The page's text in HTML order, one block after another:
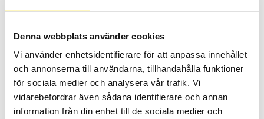
Denna webbplats använder cookies
Vi använder enhetsidentifierare för att anpassa innehållet
och annonserna till användarna, tillhandahålla funktioner
för sociala medier och analysera vår trafik. Vi
vidarebefordrar även sådana identifierare och annan
information från din enhet till de sociala medier och
modellerna PEL 103 och PEL104. Praktisk vid längre loggningar då
instrumentet drivs av faserna du mäter på.
2,830.00kr LÄS MER